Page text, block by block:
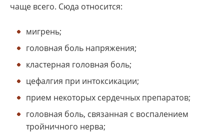
чаще всего. Сюда относится:
мигрень;
головная боль напряжения;
кластерная головная боль;
цефалгия при интоксикации;
прием некоторых сердечных препаратов;
головная боль, связанная с воспалением
тройничного нерва;